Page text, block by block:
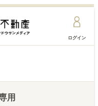
ログイン
用